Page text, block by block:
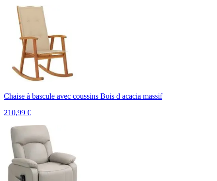
Chaise à bascule avec coussins Bois d acacia massif
210,99 €